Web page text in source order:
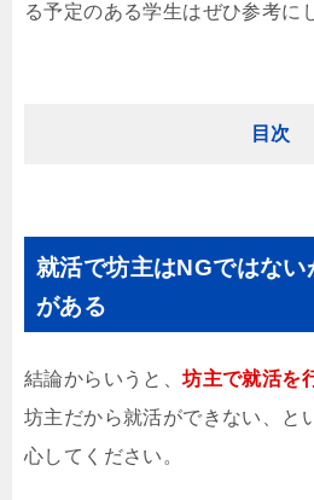
る予定のある学生はぜひ参考に
目次
就活で坊主はNGではない
がある
結論からいうと、坊主で就活を
坊主だから就活ができない、と
心してください。